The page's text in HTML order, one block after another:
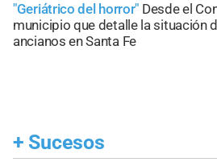
"Geriátrico del horror" Desde el
municipio que detalle la situación
ancianos en Santa Fe
+ Sucesos